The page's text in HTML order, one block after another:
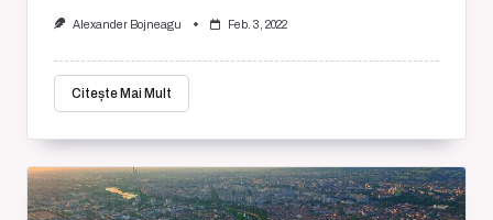
Alexander Bojneagu Feb. 3, 2022
Citește Mai Mult